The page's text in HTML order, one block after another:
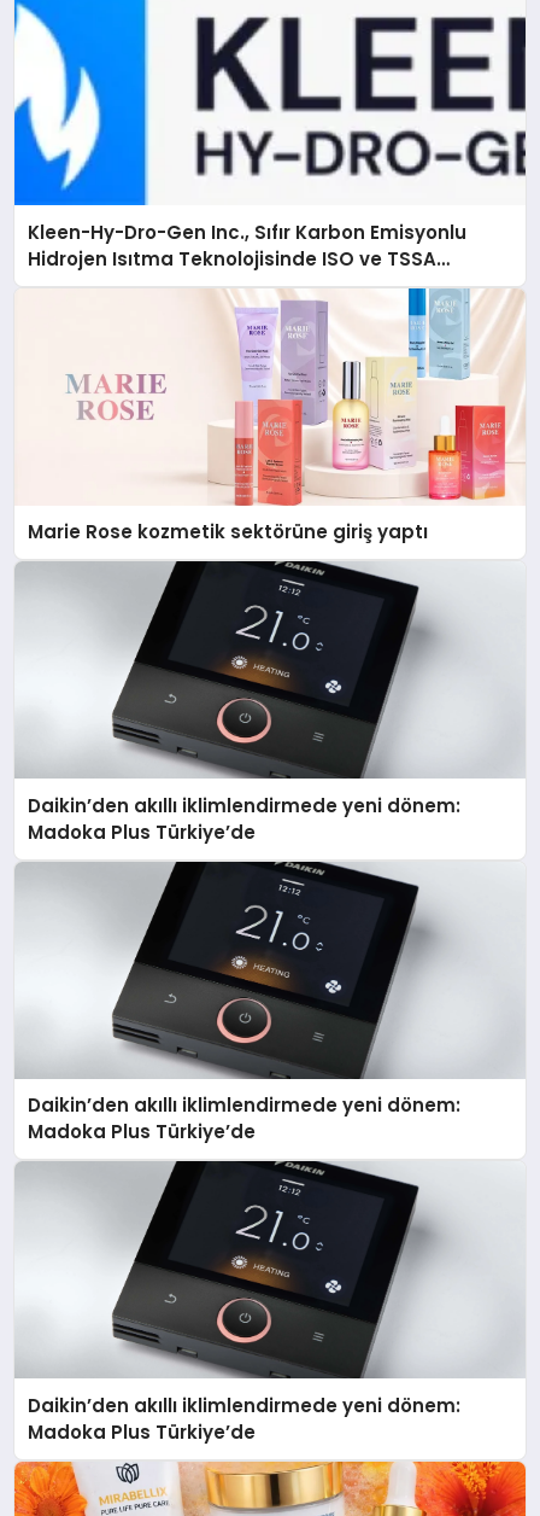
Kleen-Hy-Dro-Gen Inc., Sıfır Karbon Emisyonlu
Hidrojen Isıtma Teknolojisinde ISO ve TSSA
Düzenleyici Onaylarını Aldı
Marie Rose kozmetik sektörüne giriş yaptı
Daikin’den akıllı iklimlendirmede yeni dönem:
Madoka Plus Türkiye’de
Daikin’den akıllı iklimlendirmede yeni dönem:
Madoka Plus Türkiye’de
Daikin’den akıllı iklimlendirmede yeni dönem:
Madoka Plus Türkiye’de